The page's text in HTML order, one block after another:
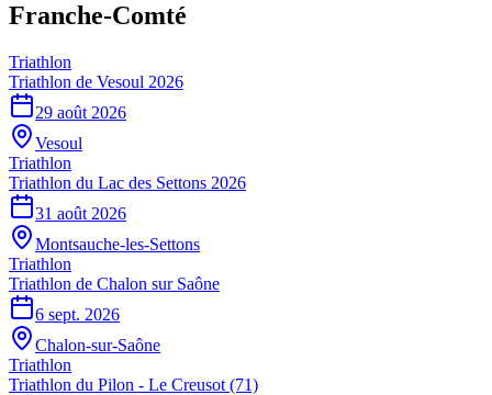
Franche-Comté
Triathlon
Triathlon de Vesoul 2026
29 août 2026
Vesoul
Triathlon
Triathlon du Lac des Settons 2026
31 août 2026
Montsauche-les-Settons
Triathlon
Triathlon de Chalon sur Saône
6 sept. 2026
Chalon-sur-Saône
Triathlon
Triathlon du Pilon - Le Creusot (71)